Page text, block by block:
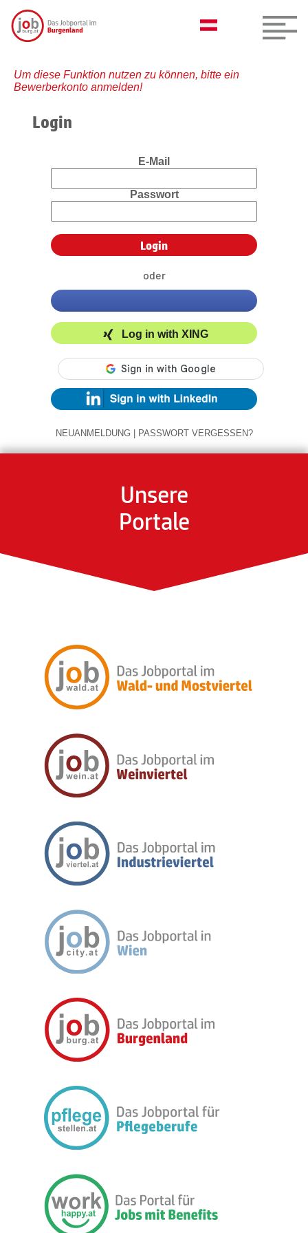
Um diese Funktion nutzen zu können, bitte ein
Bewerberkonto anmelden!
Login
E-Mail
Passwort
oder
Log in with XING
NEUANMELDUNG | PASSWORT VERGESSEN?
Unsere
Portale